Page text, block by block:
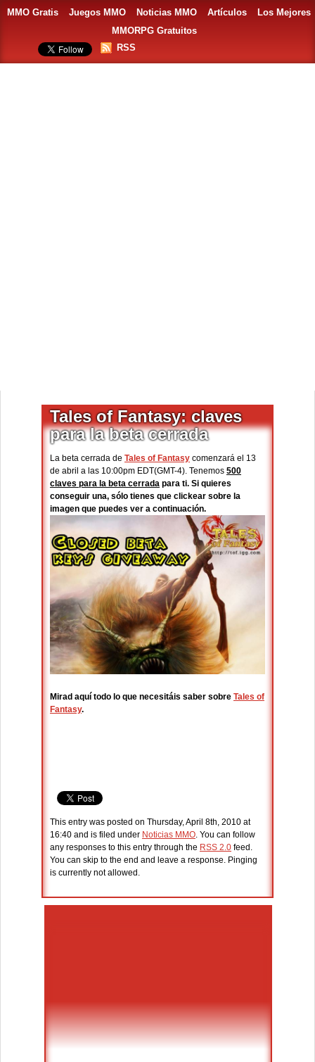
MMO Gratis Juegos MMO Noticias MMO Artículos
Los Mejores
MMORPG Gratuitos
RSS
Tales of Fantasy: claves
para la beta cerrada
La beta cerrada de Tales of Fantasy comenzará el 13
de abril a las 10:00pm EDT(GMT-4). Tenemos 500
claves para la beta cerrada para ti. Si quieres
conseguir una, sólo tienes que clickear sobre la
imagen que puedes ver a continuación.
Mirad aquí todo lo que necesitáis saber sobre Tales of
Fantasy.
This entry was posted on Thursday, April 8th, 2010 at
16:40 and is filed under Noticias MMO. You can follow
any responses to this entry through the RSS 2.0 feed.
You can skip to the end and leave a response. Pinging
is currently not allowed.